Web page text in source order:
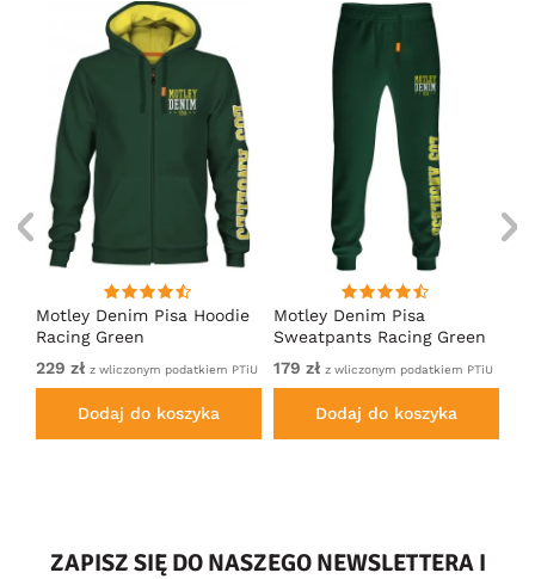
Motley Denim Pisa Hoodie
Racing Green
229 zł z wliczonym podatkiem PTiU
Dodaj do koszyka
Motley Denim Pisa
Sweatpants Racing Green
179 zł z wliczonym podatkiem PTiU
Dodaj do koszyka
ZAPISZ SIĘ DO NASZEGO NEWSLETTERA I